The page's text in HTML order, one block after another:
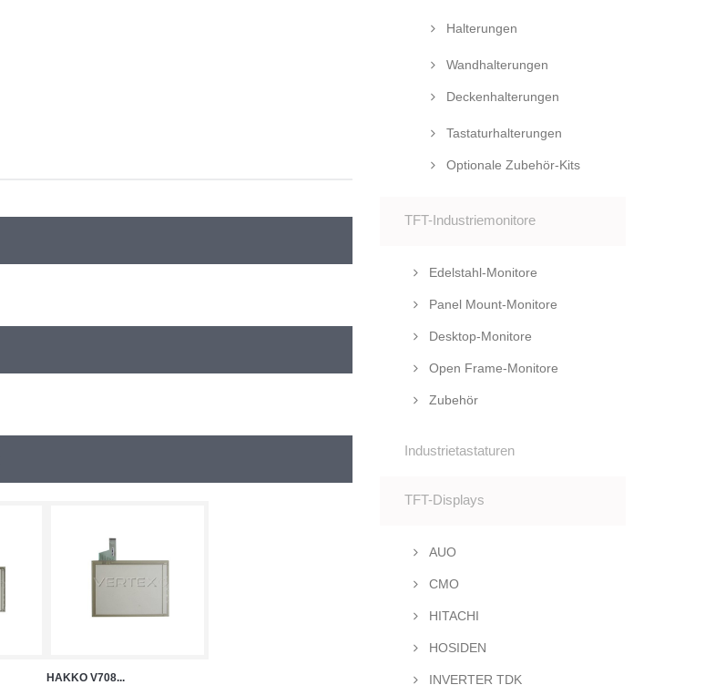
HAKKO V708...
Halterungen
Wandhalterungen
Deckenhalterungen
Tastaturhalterungen
Optionale Zubehör-Kits
TFT-Industriemonitore
Edelstahl-Monitore
Panel Mount-Monitore
Desktop-Monitore
Open Frame-Monitore
Zubehör
Industrietastaturen
TFT-Displays
AUO
CMO
HITACHI
HOSIDEN
INVERTER TDK